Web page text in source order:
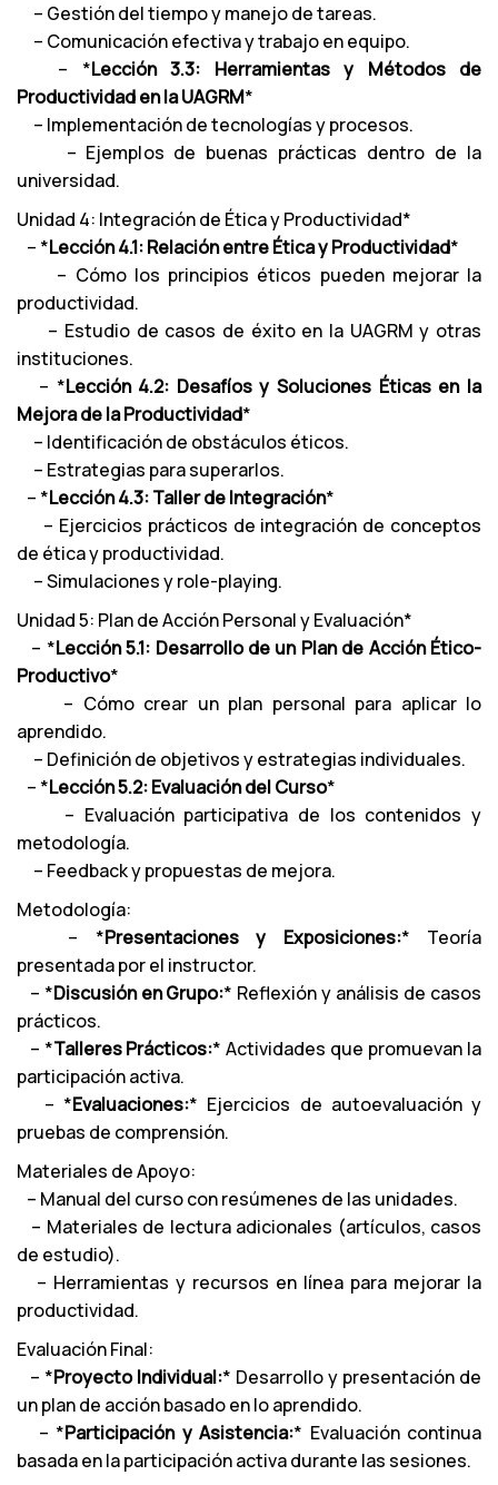
– Gestión del tiempo y manejo de tareas.
– Comunicación efectiva y trabajo en equipo.
– *Lección 3.3: Herramientas y Métodos de
Productividad en la UAGRM*
– Implementación de tecnologías y procesos.
– Ejemplos de buenas prácticas dentro de la
universidad.
Unidad 4: Integración de Ética y Productividad*
– *Lección 4.1: Relación entre Ética y Productividad*
– Cómo los principios éticos pueden mejorar la
productividad.
– Estudio de casos de éxito en la UAGRM y otras
instituciones.
– *Lección 4.2: Desafíos y Soluciones Éticas en la
Mejora de la Productividad*
– Identificación de obstáculos éticos.
– Estrategias para superarlos.
– *Lección 4.3: Taller de Integración*
– Ejercicios prácticos de integración de conceptos
de ética y productividad.
– Simulaciones y role-playing.
Unidad 5: Plan de Acción Personal y Evaluación*
– *Lección 5.1: Desarrollo de un Plan de Acción Ético-
Productivo*
– Cómo crear un plan personal para aplicar lo
aprendido.
– Definición de objetivos y estrategias individuales.
– *Lección 5.2: Evaluación del Curso*
– Evaluación participativa de los contenidos y
metodología.
– Feedback y propuestas de mejora.
Metodología:
– *Presentaciones y Exposiciones:* Teoría
presentada por el instructor.
– *Discusión en Grupo:* Reflexión y análisis de casos
prácticos.
– *Talleres Prácticos:* Actividades que promuevan la
participación activa.
– *Evaluaciones:* Ejercicios de autoevaluación y
pruebas de comprensión.
Materiales de Apoyo:
– Manual del curso con resúmenes de las unidades.
– Materiales de lectura adicionales (artículos, casos
de estudio).
– Herramientas y recursos en línea para mejorar la
productividad.
Evaluación Final:
– *Proyecto Individual:* Desarrollo y presentación de
un plan de acción basado en lo aprendido.
– *Participación y Asistencia:* Evaluación continua
basada en la participación activa durante las sesiones.